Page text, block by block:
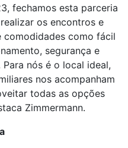
fechamos esta parceria
os encontros e
comodidades como fácil
segurança e
nós é o local ideal,
nos acompanham
todas as opções
Zimmermann.